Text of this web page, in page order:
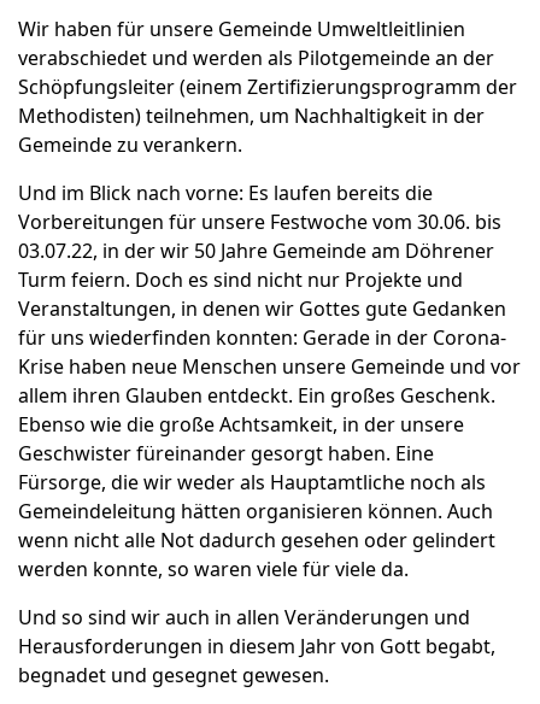
Wir haben für unsere Gemeinde Umweltleitlinien
verabschiedet und werden als Pilotgemeinde an der
Schöpfungsleiter (einem Zertifizierungsprogramm der
Methodisten) teilnehmen, um Nachhaltigkeit in der
Gemeinde zu verankern.
Und im Blick nach vorne: Es laufen bereits die
Vorbereitungen für unsere Festwoche vom 30.06. bis
03.07.22, in der wir 50 Jahre Gemeinde am Döhrener
Turm feiern. Doch es sind nicht nur Projekte und
Veranstaltungen, in denen wir Gottes gute Gedanken
für uns wiederfinden konnten: Gerade in der Corona-
Krise haben neue Menschen unsere Gemeinde und vor
allem ihren Glauben entdeckt. Ein großes Geschenk.
Ebenso wie die große Achtsamkeit, in der unsere
Geschwister füreinander gesorgt haben. Eine
Fürsorge, die wir weder als Hauptamtliche noch als
Gemeindeleitung hätten organisieren können. Auch
wenn nicht alle Not dadurch gesehen oder gelindert
werden konnte, so waren viele für viele da.
Und so sind wir auch in allen Veränderungen und
Herausforderungen in diesem Jahr von Gott begabt,
begnadet und gesegnet gewesen.